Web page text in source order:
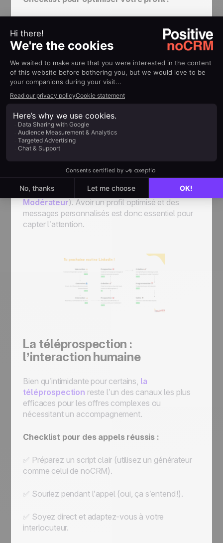
✅ Une sectionÀ proposorientée vers vos valeurs
✅ Des CTA clairs (téléchargements, prises de
✅ Des recommandations de partenaires ou
clients.
✅ Un contenu en téléchargement pour engager
À savoir :En France, LinkedIn compte 26
millions de membres (source :Blog du
Modérateur). Avoir un profil optimisé et des
messages personnalisés est donc essentiel pour
capter l’attention.
La téléprospection :
l’interaction humaine
Bien qu’intimidante pour certains, la
téléprospection reste l’un des canaux les plus
efficaces pour les offres complexes ou
nécessitant un accompagnement.
Checklist pour des appels réussis :
✅ Préparez un script clair (utilisez un générateur
comme celui de noCRM).
✅ Souriez pendant l’appel (oui, ça s’entend !).
✅ Soyez direct et adaptez-vous à votre
interlocuteur.